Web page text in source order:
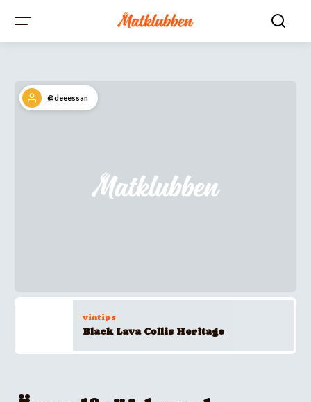
@deeessan
vintips
Black Lava Collis Heritage